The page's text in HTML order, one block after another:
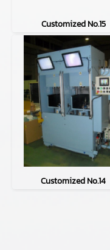
Customized No.15
Customized No.14